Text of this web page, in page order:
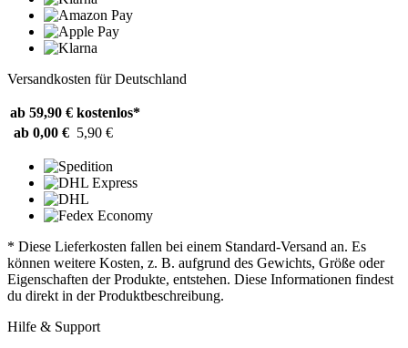
Versandkosten für Deutschland
ab 59,90 € kostenlos*
ab 0,00 € 5,90 €
* Diese Lieferkosten fallen bei einem Standard-Versand an. Es
können weitere Kosten, z. B. aufgrund des Gewichts, Größe oder
Eigenschaften der Produkte, entstehen. Diese Informationen findest
du direkt in der Produktbeschreibung.
Hilfe & Support